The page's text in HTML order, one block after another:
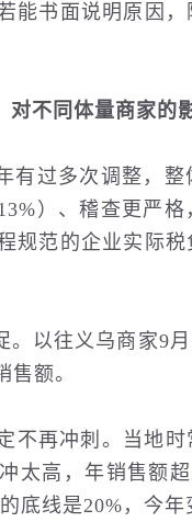
能书面说明原因
对不同体量商家的
有过多次调整，
）、稽查更严
规范的企业实际
。以往义乌商家9
额。
不再冲刺。当地
太高，年销售额
底线是20%，今